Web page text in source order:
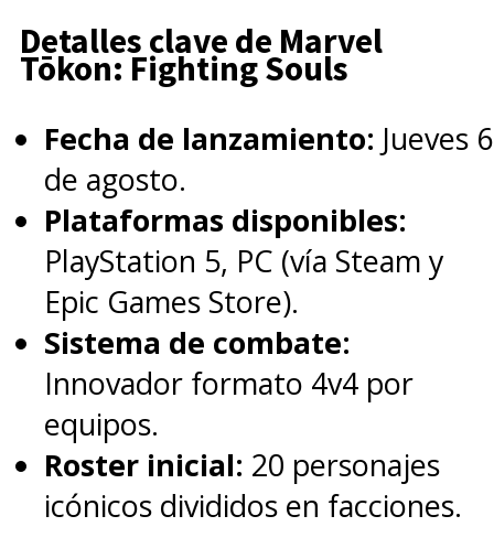
Detalles clave de Marvel
Tōkon: Fighting Souls
Fecha de lanzamiento: Jueves 6
de agosto.
Plataformas disponibles:
PlayStation 5, PC (vía Steam y
Epic Games Store).
Sistema de combate:
Innovador formato 4v4 por
equipos.
Roster inicial: 20 personajes
icónicos divididos en facciones.